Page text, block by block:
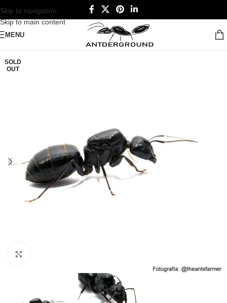
Skip to navigation
Skip to main content
MENU
SOLD
OUT